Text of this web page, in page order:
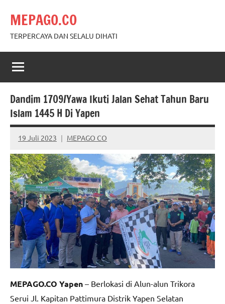
content
MEPAGO.CO
TERPERCAYA DAN SELALU DIHATI
Dandim 1709/Yawa Ikuti Jalan Sehat Tahun Baru
Islam 1445 H Di Yapen
19 Juli 2023 MEPAGO CO
No
comments
MEPAGO.CO Yapen – Berlokasi di Alun-alun Trikora
Serui Jl. Kapitan Pattimura Distrik Yapen Selatan